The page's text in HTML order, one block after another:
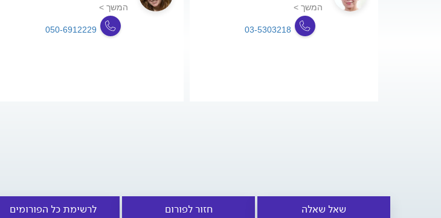
המשך >
03-5303218
המשך >
050-6912229
שאל שאלה חזור לפורום לרשימת כל הפורומים